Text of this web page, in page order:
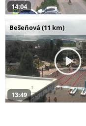
14:04
Bešeňová (11 km)
13:49